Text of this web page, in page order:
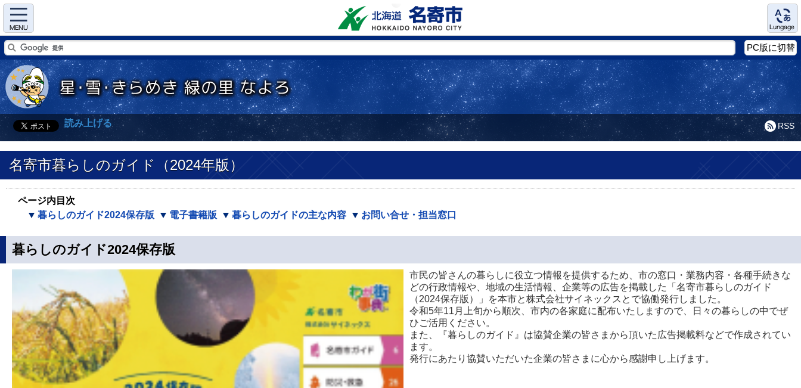
Menu Language
PC版に切替
RSS
読み上げる
名寄市暮らしのガイド（2024年版）
ページ内目次
暮らしのガイド2024保存版
電子書籍版 暮らしのガイドの主な内容 お問い合せ・担当窓口
暮らしのガイド2024保存版
市民の皆さんの暮らしに役立つ情報を提供するため、市の窓口・業務内容・各種手続きな
どの行政情報や、地域の生活情報、企業等の広告を掲載した「名寄市暮らしのガイド
（2024保存版）」を本市と株式会社サイネックスとで協働発行しました。
令和5年11月上旬から順次、市内の各家庭に配布いたしますので、日々の暮らしの中でぜ
ひご活用ください。
また、『暮らしのガイド』は協賛企業の皆さまから頂いた広告掲載料などで作成されてい
ます。
発行にあたり協賛いただいた企業の皆さまに心から感謝申し上げます。